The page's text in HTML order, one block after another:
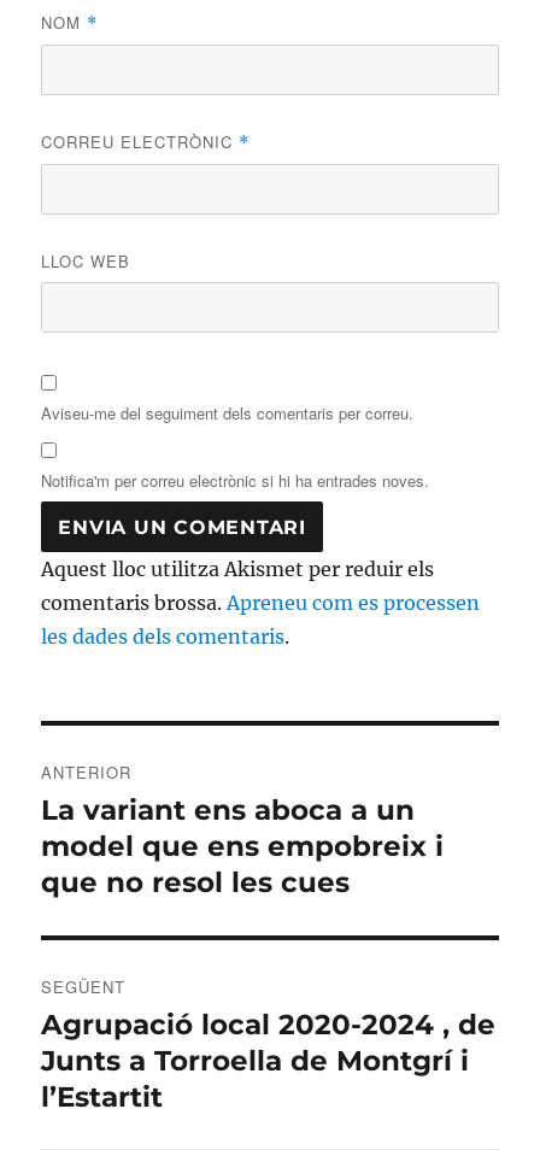
NOM *
CORREU ELECTRÒNIC *
LLOC WEB
Aviseu-me del seguiment dels comentaris per correu.
Notifica'm per correu electrònic si hi ha entrades noves.
Aquest lloc utilitza Akismet per reduir els
comentaris brossa.Apreneu com es processen
les dades dels comentaris.
d'entrades
ANTERIOR
Entrada
anterior:
La variant ens aboca a un
model que ens empobreix i
que no resol les cues
SEGÜENT
Entrada
següent:
Agrupació local 2020-2024 , de
Junts a Torroella de Montgrí i
l’Estartit